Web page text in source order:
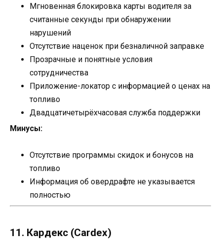
Мгновенная блокировка карты водителя за
считанные секунды при обнаружении
нарушений
Отсутствие наценок при безналичной заправке
Прозрачные и понятные условия
сотрудничества
Приложение-локатор с информацией о ценах на
топливо
Двадцатичетырёхчасовая служба поддержки
Минусы:
Отсутствие программы скидок и бонусов на
топливо
Информация об овердрафте не указывается
полностью
11. Кардекс (Cardex)